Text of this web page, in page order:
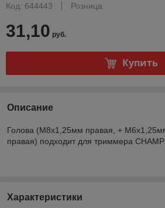
Код: 644443
Розница
31,10 руб.
Купить
Описание
Голова (M8х1,25мм правая, +
правая) подходит для триммера
Характеристики